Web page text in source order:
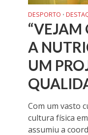
DESPORTO •
“VEJAM
A
UM
Com um vasto
cultura física
assumiu a